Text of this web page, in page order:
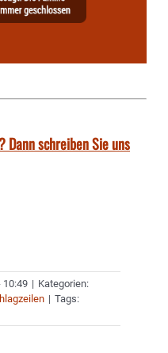
Dann schreiben Sie uns
10:49 | Kategorien:
| Tags: